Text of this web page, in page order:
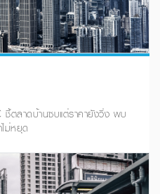
ตลาดบ้านซบแต่ราคายังวิ่ง พบ
ม่หยุด